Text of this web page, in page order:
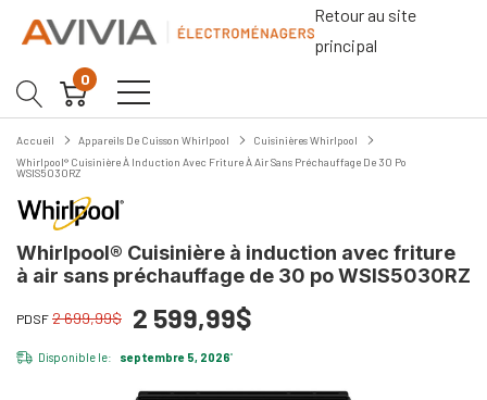
Retour au site
principal
0
Accueil Appareils De Cuisson Whirlpool
Cuisinières Whirlpool
Whirlpool® Cuisinière À Induction Avec Friture À Air Sans Préchauffage De 30 Po
WSIS5030RZ
Whirlpool® Cuisinière à induction avec friture
à air sans préchauffage de 30 po WSIS5030RZ
PDSF 2 699,99$ 2 599,99$
Disponible le: septembre 5, 2026*